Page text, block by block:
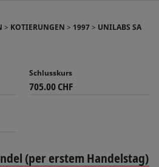
KOTIERUNGEN 1997 UNILABS SA
Schlusskurs
705.00 CHF
(per erstem Handelstag)